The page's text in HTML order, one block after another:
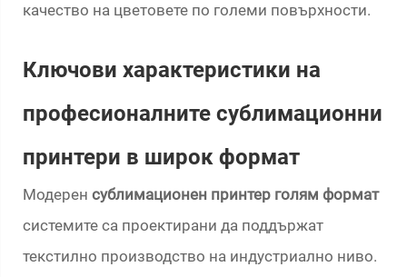
качество на цветовете по големи повърхности.
Ключови характеристики на
професионалните сублимационни
принтери в широк формат
Модерен сублимационен принтер голям формат
системите са проектирани да поддържат
текстилно производство на индустриално ниво.